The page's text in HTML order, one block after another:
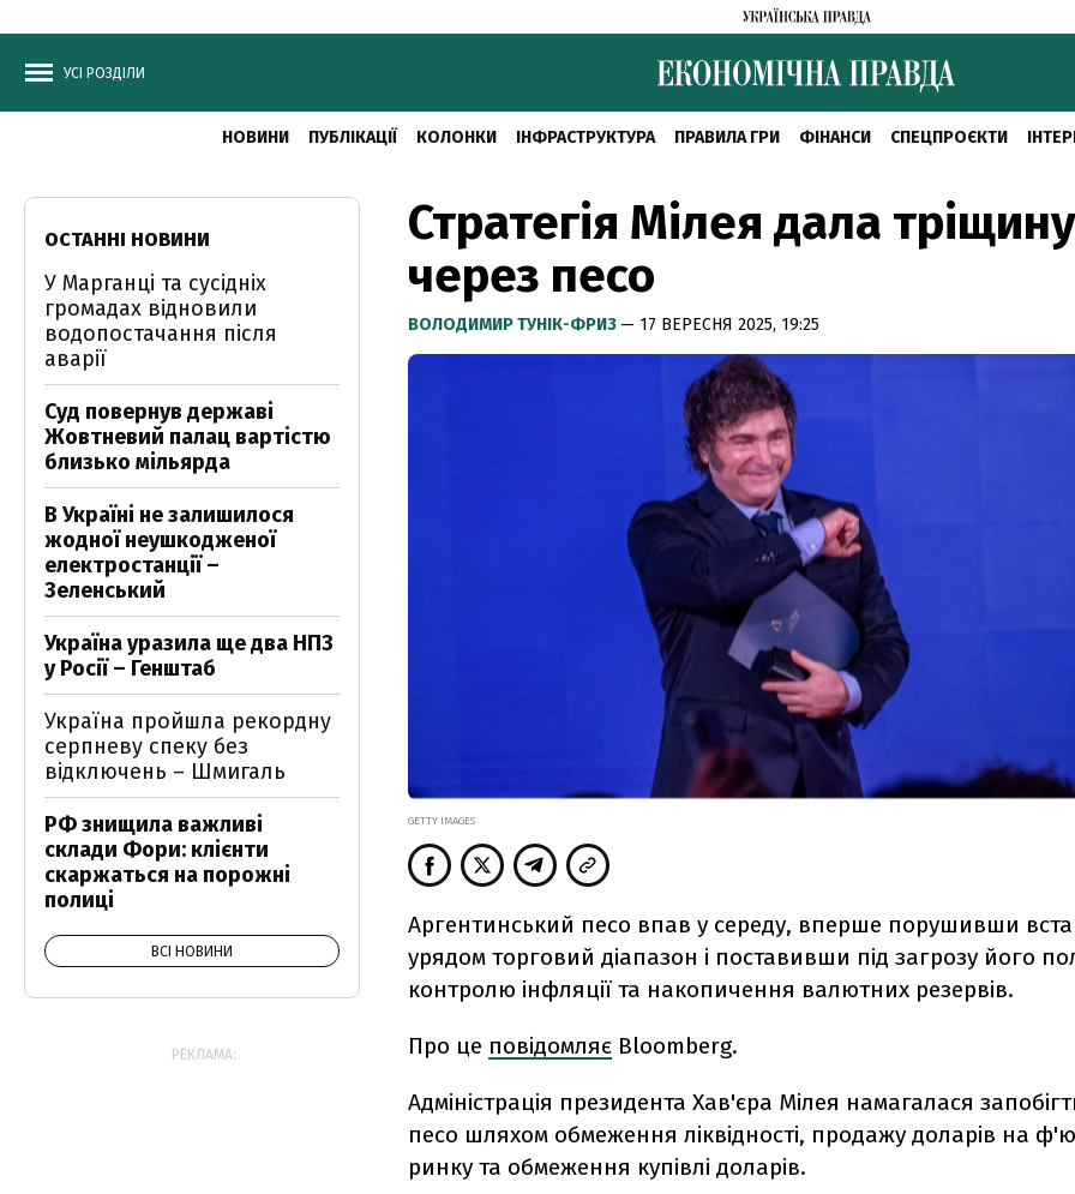
УСІ РОЗДІЛИ
НОВИНИ ПУБЛІКАЦІЇ КОЛОНКИ ІНФРАСТРУКТУРА ПРАВИЛА ГРИ ФІНАНСИ СПЕЦПРОЄКТИ
Стратегія Мілея дала тріщину
через песо
ВОЛОДИМИР ТУНІК-ФРИЗ — 17 ВЕРЕСНЯ 2025, 19:25
GETTY IMAGES
Аргентинський песо впав у середу, вперше порушивши
урядом торговий діапазон і поставивши під загрозу його
контролю інфляції та накопичення валютних резервів.
Про це повідомляє Bloomberg.
Адміністрація президента Хав'єра Мілея намагалася
песо шляхом обмеження ліквідності, продажу доларів на
ринку та обмеження купівлі доларів.
ОСТАННІ НОВИНИ
У Марганці та сусідніх
громадах відновили
водопостачання після
аварії
Суд повернув державі
Жовтневий палац вартістю
близько мільярда
В Україні не залишилося
жодної неушкодженої
електростанції –
Зеленський
Україна уразила ще два НПЗ
у Росії – Генштаб
Україна пройшла рекордну
серпневу спеку без
відключень – Шмигаль
РФ знищила важливі
склади Фори: клієнти
скаржаться на порожні
полиці
ВСІ НОВИНИ
РЕКЛАМА: